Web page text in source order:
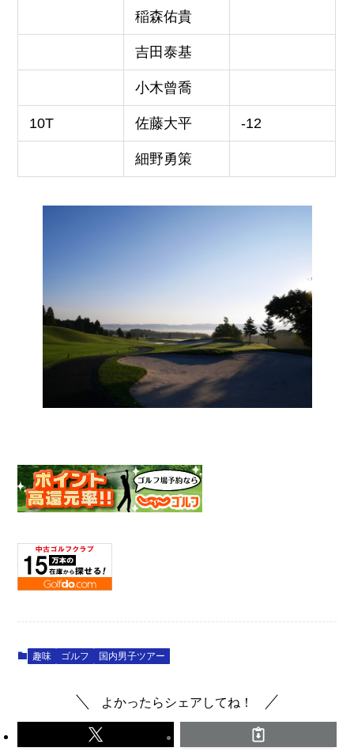
稲森佑貴
吉田泰基
小木曾喬
10T 佐藤大平 -12
細野勇策
趣味 ゴルフ 国内男子ツアー
よかったらシェアしてね！